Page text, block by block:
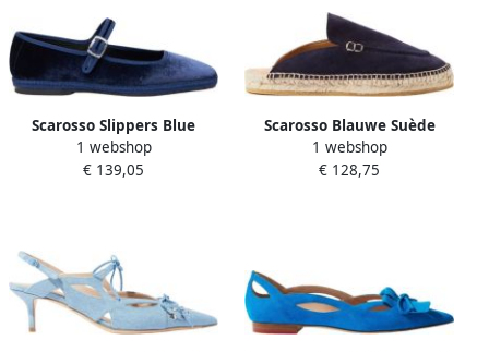
Scarosso Slippers Blue
Dames
1 webshop
€ 139,05
Scarosso Blauwe Suède
Espadrilles Blue Dames
1 webshop
€ 128,75